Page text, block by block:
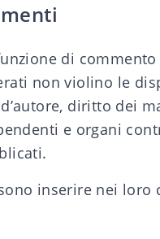
di
non violino le
diritto dei
e organi
inserire nei